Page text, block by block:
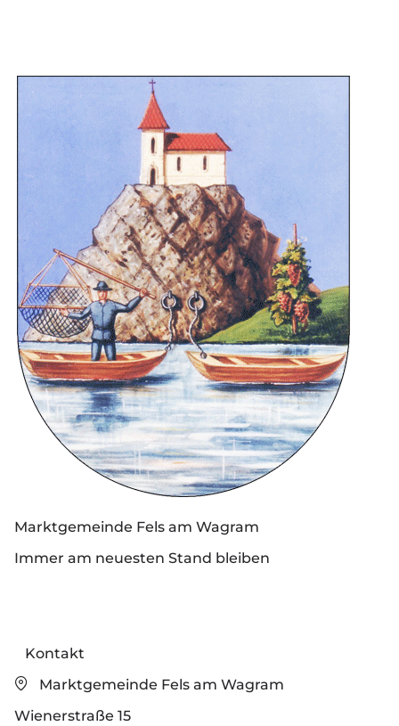
Marktgemeinde Fels am Wagram
Immer am neuesten Stand bleiben
Kontakt
Marktgemeinde Fels am Wagram
Wienerstraße 15